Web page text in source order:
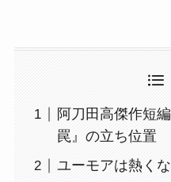
阿刀田高傑作短
罠』の立ち位置
ユーモアは熱く